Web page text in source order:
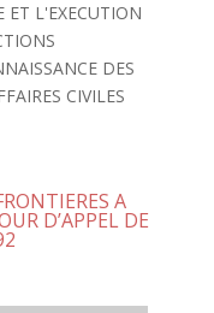
ET L'EXECUTION
DES
CIVILES
A
D’APPEL DE